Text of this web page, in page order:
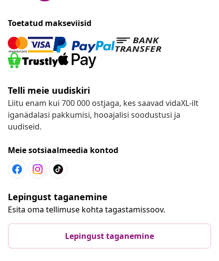
Toetatud makseviisid
Telli meie uudiskiri
Liitu enam kui 700 000 ostjaga, kes saavad vidaXL-ilt
iganädalasi pakkumisi, hooajalisi soodustusi ja
uudiseid.
Meie sotsiaalmeedia kontod
Lepingust taganemine
Esita oma tellimuse kohta tagastamissoov.
Lepingust taganemine